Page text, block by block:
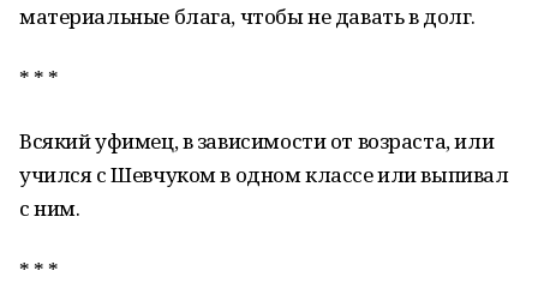
материальные блага, чтобы не давать в долг.
* * *
Всякий уфимец, в зависимости от возраста, или
учился с Шевчуком в одном классе или выпивал
с ним.
* * *